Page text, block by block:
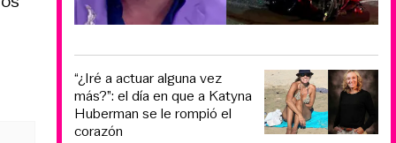
“¿Iré a actuar alguna vez
más?”: el día en que a Katyna
Huberman se le rompió el
corazón